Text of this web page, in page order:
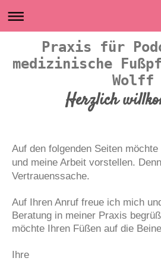
Praxis für
medizinische
Wolff
Herzlich
Auf den folgenden Seiten
und meine Arbeit vorstellen.
Vertrauenssache.
Auf Ihren Anruf freue ich mich
Beratung in meiner Praxis
möchte Ihren Füßen auf die
Ihre